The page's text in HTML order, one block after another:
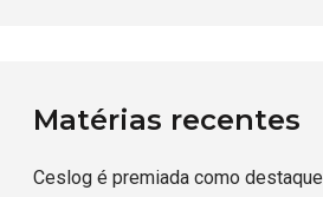
Matérias recentes
Ceslog é premiada como destaque